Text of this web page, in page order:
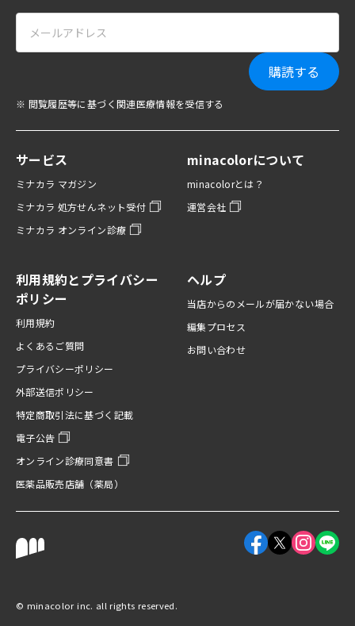
購読する
※ 閲覧履歴等に基づく関連医療情報を受信する
サービス
ミナカラ マガジン
ミナカラ 処方せんネット受付
ミナカラ オンライン診療
minacolorについて
minacolorとは？
運営会社
利用規約とプライバシー
ポリシー
利用規約
よくあるご質問
プライバシーポリシー
外部送信ポリシー
特定商取引法に基づく記載
電子公告
オンライン診療同意書
医薬品販売店舗（薬局）
ヘルプ
当店からのメールが届かない場合
編集プロセス
お問い合わせ
©︎ minacolor inc. all rights reserved.